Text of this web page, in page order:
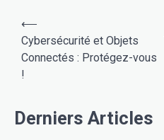
Navigation
de
l’article
⟵
Cybersécurité et Objets
Connectés : Protégez-vous
!
Derniers Articles